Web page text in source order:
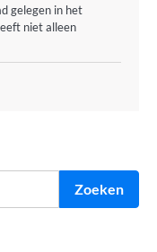
gelegen in het
niet alleen
Zoeken